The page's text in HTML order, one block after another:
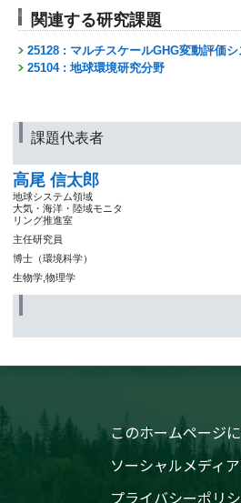
関連する研究課題
25128 : マルチスケールGHG変動評価
25104 : 地球環境研究分野
課題代表者
高尾 信太郎
地球システム領域
大気・海洋・陸域モニタ
リング推進室
主任研究員
博士（環境科学）
生物学,物理学
このホームページ
ソーシャルメディ
プライバシーポリ